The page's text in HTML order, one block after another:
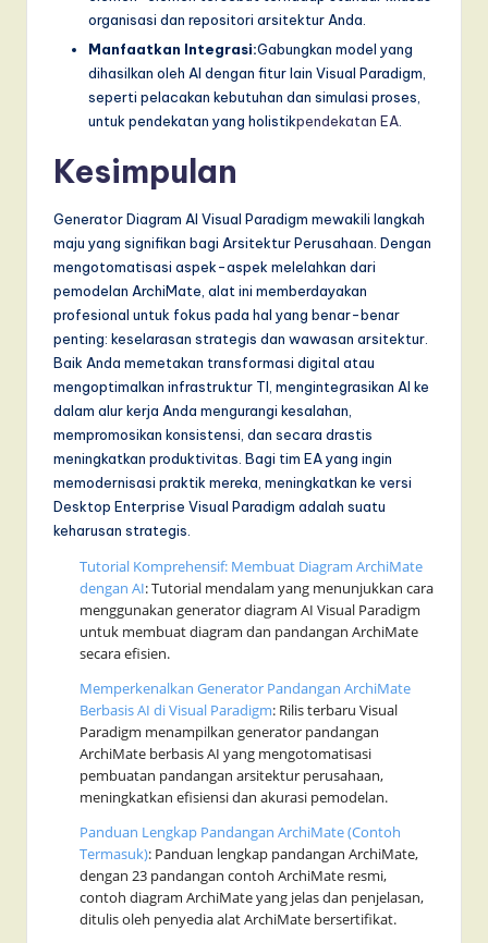
organisasi dan repositori arsitektur Anda.
Manfaatkan Integrasi:Gabungkan model yang
dihasilkan oleh AI dengan fitur lain Visual Paradigm,
seperti pelacakan kebutuhan dan simulasi proses,
untuk pendekatan yang holistikpendekatan EA.
Kesimpulan
Generator Diagram AI Visual Paradigm mewakili langkah
maju yang signifikan bagi Arsitektur Perusahaan. Dengan
mengotomatisasi aspek-aspek melelahkan dari
pemodelan ArchiMate, alat ini memberdayakan
profesional untuk fokus pada hal yang benar-benar
penting: keselarasan strategis dan wawasan arsitektur.
Baik Anda memetakan transformasi digital atau
mengoptimalkan infrastruktur TI, mengintegrasikan AI ke
dalam alur kerja Anda mengurangi kesalahan,
mempromosikan konsistensi, dan secara drastis
meningkatkan produktivitas. Bagi tim EA yang ingin
memodernisasi praktik mereka, meningkatkan ke versi
Desktop Enterprise Visual Paradigm adalah suatu
keharusan strategis.
Tutorial Komprehensif: Membuat Diagram ArchiMate
dengan AI: Tutorial mendalam yang menunjukkan cara
menggunakan generator diagram AI Visual Paradigm
untuk membuat diagram dan pandangan ArchiMate
secara efisien.
Memperkenalkan Generator Pandangan ArchiMate
Berbasis AI di Visual Paradigm: Rilis terbaru Visual
Paradigm menampilkan generator pandangan
ArchiMate berbasis AI yang mengotomatisasi
pembuatan pandangan arsitektur perusahaan,
meningkatkan efisiensi dan akurasi pemodelan.
Panduan Lengkap Pandangan ArchiMate (Contoh
Termasuk): Panduan lengkap pandangan ArchiMate,
dengan 23 pandangan contoh ArchiMate resmi,
contoh diagram ArchiMate yang jelas dan penjelasan,
ditulis oleh penyedia alat ArchiMate bersertifikat.